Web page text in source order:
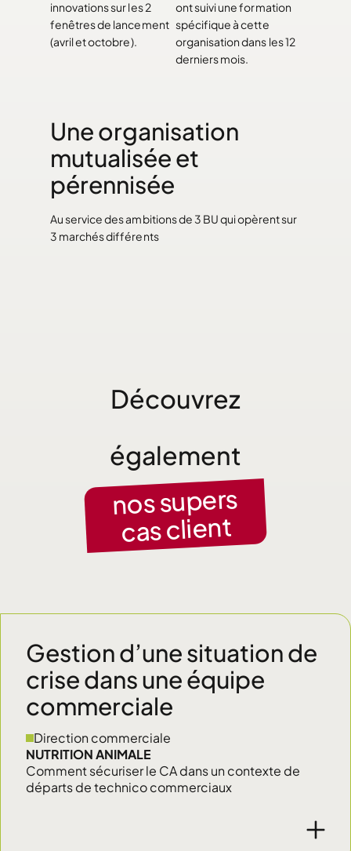
innovations sur les 2
fenêtres de lancement
(avril et octobre).
ont suivi une formation
spécifique à cette
organisation dans les 12
derniers mois.
Une organisation
mutualisée et
pérennisée
Au service des ambitions de 3 BU qui opèrent sur
3 marchés différents
Découvrez
également
nos supers
cas client
Gestion d’une situation de
crise dans une équipe
commerciale
Direction commerciale
NUTRITION ANIMALE
Comment sécuriser le CA dans un contexte de
départs de technico commerciaux